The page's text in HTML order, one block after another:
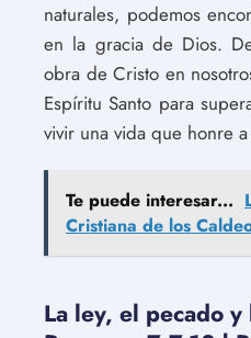
naturales, podemos
en la gracia de Dios.
obra de Cristo en
Espíritu Santo para
vivir una vida que honre
Te puede interesar...
Cristiana de los
La ley, el pecado